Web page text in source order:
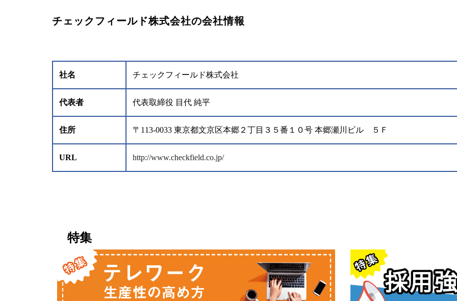
チェックフィールド株式会社の会社情報
社名 チェックフィールド株式会社
代表者 代表取締役 目代 純平
住所 〒113-0033 東京都文京区本郷２丁目３５番１０号 本郷瀬川ビル ５Ｆ
URL http://www.checkfield.co.jp/
特集